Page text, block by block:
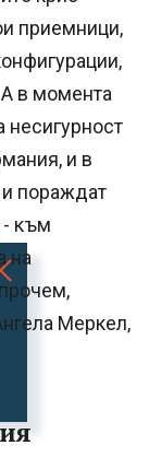
приемници,
в момента
несигурност
и в
пораждат
- към
на
Меркел,